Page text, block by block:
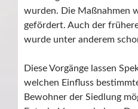
wurden. Die Maßnahmen
gefördert. Auch der
wurde unter anderem
Diese Vorgänge lassen
welchen Einfluss
Bewohner der Siedlung